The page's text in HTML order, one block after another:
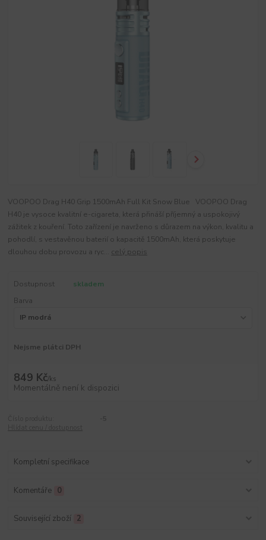
VOOPOO Drag H40 Grip 1500mAh Full Kit Snow Blue VOOPOO Drag
H40 je vysoce kvalitní e-cigareta, která přináší příjemný a uspokojivý
zážitek z kouření. Toto zařízení je navrženo s důrazem na výkon, kvalitu a
pohodlí, s vestavěnou baterií o kapacitě 1500mAh, která poskytuje
dlouhou dobu provozu a ryc... celý popis
Dostupnost
skladem
Barva
Nejsme plátci DPH
849 Kč/ks
Momentálně není k dispozici
Kompletní specifikace
Komentáře 0
Související zboží 2